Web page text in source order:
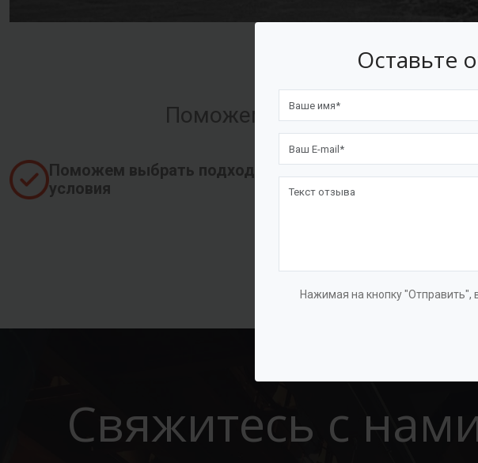
Оставьте
Нажимая на кнопку "Отправить",
Поможем оформить лизинг
Поможем выбрать подходящие
условия
Свяжитесь с